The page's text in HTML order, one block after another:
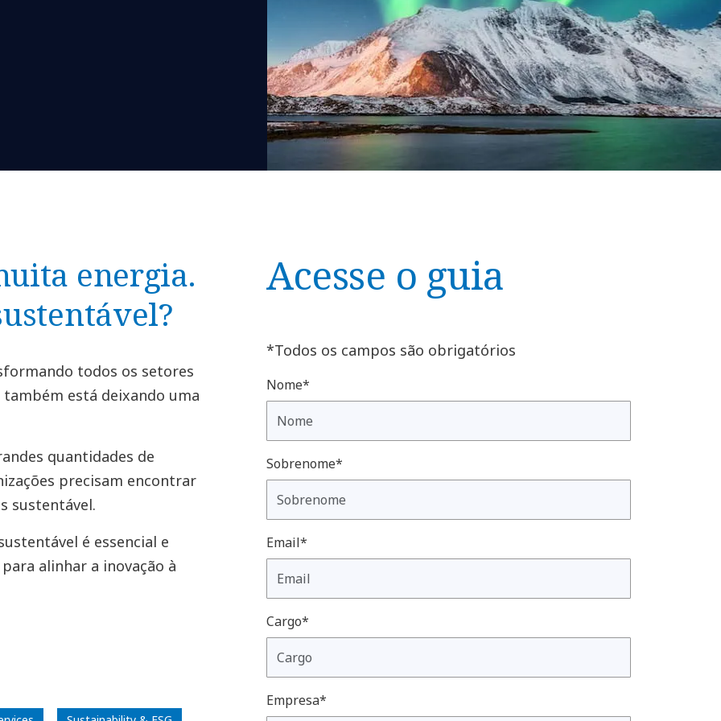
energia.
todos os setores
está deixando uma
quantidades de
precisam encontrar
sustentável.
é essencial e
alinhar a inovação à
Acesse o guia
*Todos os campos são obrigatórios
Nome*
Sobrenome*
Email*
Cargo*
Empresa*